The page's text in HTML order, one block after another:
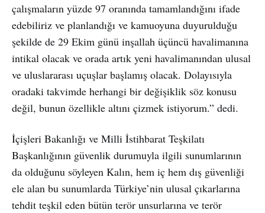
çalışmaların yüzde 97 oranında tamamlandığını ifade
edebiliriz ve planlandığı ve kamuoyuna duyurulduğu
şekilde de 29 Ekim günü inşallah üçüncü havalimanına
intikal olacak ve orada artık yeni havalimanından ulusal
ve uluslararası uçuşlar başlamış olacak. Dolayısıyla
oradaki takvimde herhangi bir değişiklik söz konusu
değil, bunun özellikle altını çizmek istiyorum.” dedi.
İçişleri Bakanlığı ve Milli İstihbarat Teşkilatı
Başkanlığının güvenlik durumuyla ilgili sunumlarının
da olduğunu söyleyen Kalın, hem iç hem dış güvenliği
ele alan bu sunumlarda Türkiye’nin ulusal çıkarlarına
tehdit teşkil eden bütün terör unsurlarına ve terör